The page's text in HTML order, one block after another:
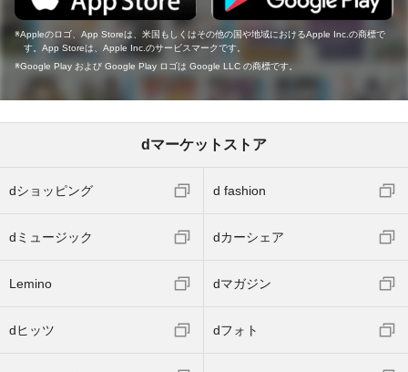
Appleのロゴ、App Storeは、米国もしくはその他の国や地域におけるApple Inc.の商標で
す。App Storeは、Apple Inc.のサービスマークです。
Google Play および Google Play ロゴは Google LLC の商標です。
dマーケットストア
dショッピング d fashion
dミュージック dカーシェア
Lemino dマガジン
dヒッツ dフォト